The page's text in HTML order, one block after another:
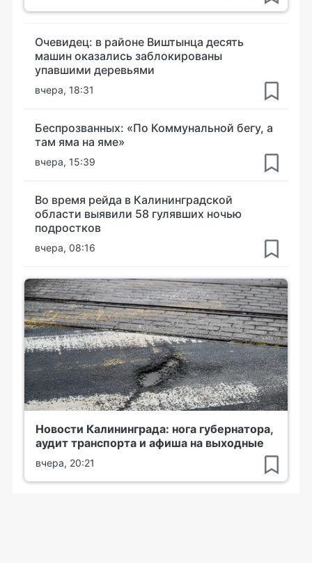
Очевидец: в районе Виштынца десять
машин оказались заблокированы
упавшими деревьями
вчера, 18:31
Беспрозванных: «По Коммунальной бегу, а
там яма на яме»
вчера, 15:39
Во время рейда в Калининградской
области выявили 58 гулявших ночью
подростков
вчера, 08:16
Новости Калининграда: нога губернатора,
аудит транспорта и афиша на выходные
вчера, 20:21